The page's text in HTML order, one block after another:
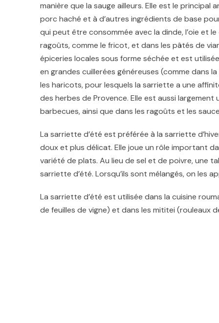
manière que la sauge ailleurs. Elle est le principal
porc haché et à d’autres ingrédients de base
qui peut être consommée avec la dinde, l’oie et
ragoûts, comme le fricot, et dans les pâtés de
épiceries locales sous forme séchée et est
en grandes cuillerées généreuses (comme dans
les haricots, pour lesquels la sarriette a une
des herbes de Provence. Elle est aussi
barbecues, ainsi que dans les ragoûts et les
La sarriette d’été est préférée à la sarriette
doux et plus délicat. Elle joue un rôle important
variété de plats. Au lieu de sel et de poivre, une
sarriette d’été. Lorsqu’ils sont mélangés, on les
La sarriette d’été est utilisée dans la cuisine
de feuilles de vigne) et dans les mititei (rouleaux